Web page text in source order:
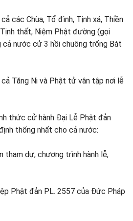
các Chùa, Tổ đình, Tịnh xá, Thiền
thất, Niệm Phật đường (gọi
cả nước cử 3 hồi chuông trống Bát
Tăng Ni và Phật tử vân tập nơi lễ
thức cử hành Đại Lễ Phật đản
thống nhất cho cả nước:
tham dự, chương trình hành lễ,
Phật đản PL. 2557 của Đức Pháp